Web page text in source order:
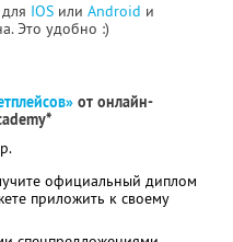
IOS или Android и
Это удобно :)
от онлайн-
официальный диплом
приложить к своему